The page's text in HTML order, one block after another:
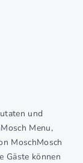
und
Menu,
MoschMosch
Gäste können